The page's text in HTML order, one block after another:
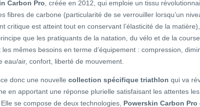
Carbon Pro , créée en 2012, qui emploie un tissu
fibres de carbone (particularité de se verrouiller lorsqu’un
critique est atteint tout en conservant l’élasticité de la
que les pratiquants de la natation, du vélo et de la
les mêmes besoins en terme d’équipement : compression,
eau/air, confort, liberté de mouvement.
donc une nouvelle collection spécifique triathlon qui va
en apportant une réponse plurielle satisfaisant les attentes
se compose de deux technologies, Powerskin Carbon Pro